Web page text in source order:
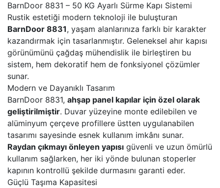
BarnDoor 8831 – 50 KG Ayarlı Sürme Kapı Sistemi
Rustik estetiği modern teknoloji ile buluşturan
BarnDoor 8831, yaşam alanlarınıza farklı bir karakter
kazandırmak için tasarlanmıştır. Geleneksel ahır kapısı
görünümünü çağdaş mühendislik ile birleştiren bu
sistem, hem dekoratif hem de fonksiyonel çözümler
sunar.
Modern ve Dayanıklı Tasarım
BarnDoor 8831, ahşap panel kapılar için özel olarak
geliştirilmiştir. Duvar yüzeyine monte edilebilen ve
alüminyum çerçeve profillere üstten uygulanabilen
tasarımı sayesinde esnek kullanım imkânı sunar.
Raydan çıkmayı önleyen yapısı güvenli ve uzun ömürlü
kullanım sağlarken, her iki yönde bulunan stoperler
kapının kontrollü şekilde durmasını garanti eder.
Güçlü Taşıma Kapasitesi